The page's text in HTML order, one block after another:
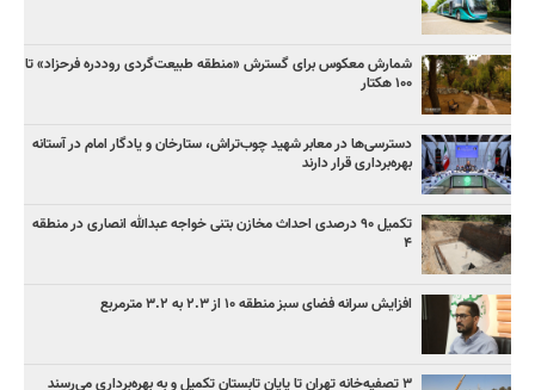
شمارش معکوس برای گسترش «منطقه طبیعت‌گردی روددره فرحزاد» تا
۱۰۰ هکتار
دسترسی‌ها در معابر شهید چوب‌تراش، ستارخان و یادگار امام در آستانه
بهره‌برداری قرار دارند
تکمیل ۹۰ درصدی احداث مخازن بتنی خواجه عبدالله انصاری در منطقه
۴
افزایش سرانه فضای سبز منطقه ۱۰ از ۲.۳ به ۳.۲ مترمربع
۳ ﺗﺼﻔﻴﻪ‌ﺧﺎﻧﻪ‌ تهران تا پایان تابستان تکمیل و به بهره‌برداری می‌رسند